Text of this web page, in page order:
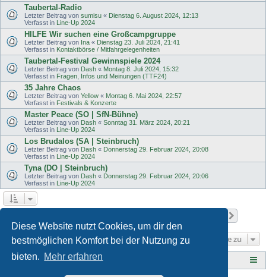
Diese Website nutzt Cookies, um dir den
bestmöglichen Komfort bei der Nutzung zu
bieten. Mehr erfahren
Taubertal-Radio
Letzter Beitrag von sumisu « Dienstag 6. August 2024, 12:13
Verfasst in Line-Up 2024
HILFE Wir suchen eine Großcampgruppe
Letzter Beitrag von Ina « Dienstag 23. Juli 2024, 21:41
Verfasst in Kontaktbörse / Mitfahrgelegenheiten
Taubertal-Festival Gewinnspiele 2024
Letzter Beitrag von Dash « Montag 8. Juli 2024, 15:32
Verfasst in Fragen, Infos und Meinungen (TTF24)
35 Jahre Chaos
Letzter Beitrag von Yellow « Montag 6. Mai 2024, 22:57
Verfasst in Festivals & Konzerte
Master Peace (SO | SfN-Bühne)
Letzter Beitrag von Dash « Sonntag 31. März 2024, 20:21
Verfasst in Line-Up 2024
Los Brudalos (SA | Steinbruch)
Letzter Beitrag von Dash « Donnerstag 29. Februar 2024, 20:08
Verfasst in Line-Up 2024
Tyna (DO | Steinbruch)
Letzter Beitrag von Dash « Donnerstag 29. Februar 2024, 20:06
Verfasst in Line-Up 2024
Gehe zu
Tauberplanscher-Forum.de